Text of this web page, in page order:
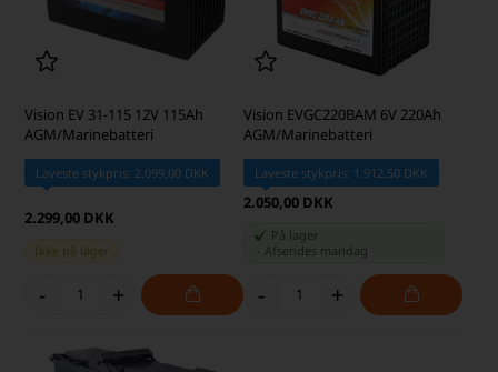
Vision EV 31-115 12V 115Ah
AGM/Marinebatteri
Laveste stykpris: 2.099,00 DKK
2.299,00 DKK
Ikke på lager
- +
Vision EVGC220BAM 6V 220Ah
AGM/Marinebatteri
Laveste stykpris: 1.912,50 DKK
2.050,00 DKK
På lager
Afsendes mandag
- +